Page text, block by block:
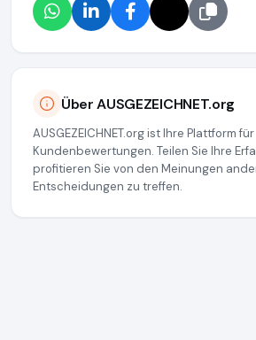
Über AUSGEZEICHNET.org
AUSGEZEICHNET.org ist Ihre Plattform für
Kundenbewertungen. Teilen Sie Ihre
profitieren Sie von den Meinungen
Entscheidungen zu treffen.